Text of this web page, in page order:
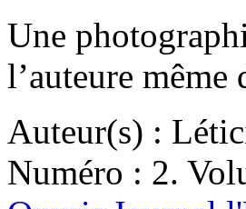
Une
l’auteure même
Auteur(s) :
Numéro : 2.